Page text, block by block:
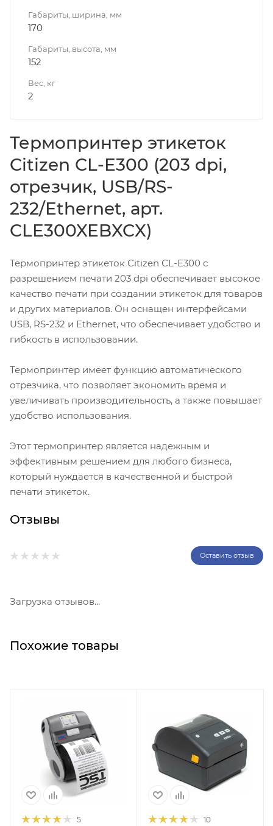
Габариты, ширина, мм
170
Габариты, высота, мм
152
Вес, кг
2
Термопринтер этикеток
Citizen CL-E300 (203 dpi,
отрезчик, USB/RS-
232/Ethernet, арт.
CLE300XEBXCX)
Термопринтер этикеток Citizen CL-E300 с
разрешением печати 203 dpi обеспечивает высокое
качество печати при создании этикеток для товаров
и других материалов. Он оснащен интерфейсами
USB, RS-232 и Ethernet, что обеспечивает удобство и
гибкость в использовании.
Термопринтер имеет функцию автоматического
отрезчика, что позволяет экономить время и
увеличивать производительность, а также повышает
удобство использования.
Этот термопринтер является надежным и
эффективным решением для любого бизнеса,
который нуждается в качественной и быстрой
печати этикеток.
Отзывы
Оставить отзыв
Загрузка отзывов...
Похожие товары
5 10